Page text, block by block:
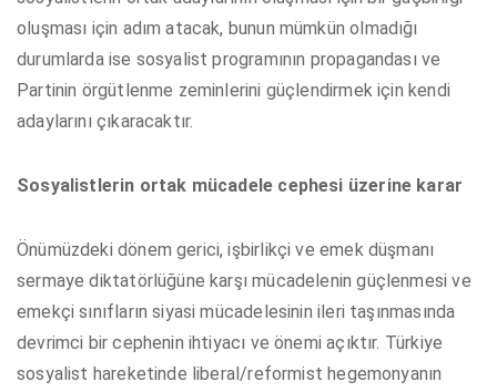
oluşması için adım atacak, bunun mümkün olmadığı
durumlarda ise sosyalist programının propagandası ve
Partinin örgütlenme zeminlerini güçlendirmek için kendi
adaylarını çıkaracaktır.
Sosyalistlerin ortak mücadele cephesi üzerine karar
Önümüzdeki dönem gerici, işbirlikçi ve emek düşmanı
sermaye diktatörlüğüne karşı mücadelenin güçlenmesi ve
emekçi sınıfların siyasi mücadelesinin ileri taşınmasında
devrimci bir cephenin ihtiyacı ve önemi açıktır. Türkiye
sosyalist hareketinde liberal/reformist hegemonyanın